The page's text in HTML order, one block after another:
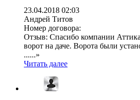
23.04.2018 02:03
Андрей Титов
Номер договора:
Отзыв: Спасибо компании
ворот на даче. Ворота были
......»
Читать далее